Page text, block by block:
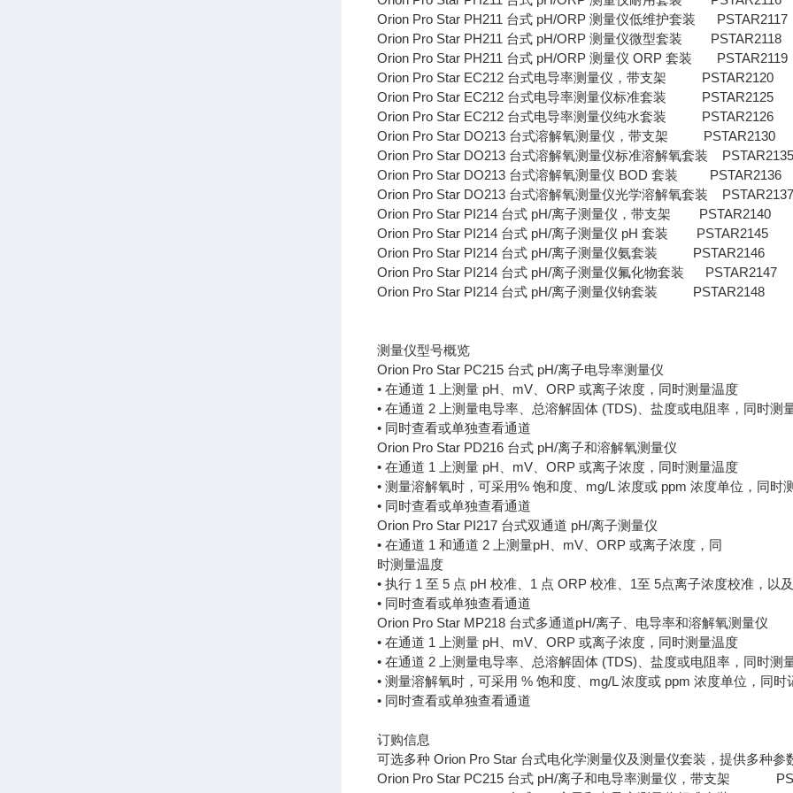
Orion Pro Star PH211 台式 pH/ORP 测量仪低维护套装 PSTAR2117
Orion Pro Star PH211 台式 pH/ORP 测量仪微型套装 PSTAR2118
Orion Pro Star PH211 台式 pH/ORP 测量仪 ORP 套装 PSTAR2119
Orion Pro Star EC212 台式电导率测量仪，带支架 PSTAR2120
Orion Pro Star EC212 台式电导率测量仪标准套装 PSTAR2125
Orion Pro Star EC212 台式电导率测量仪纯水套装 PSTAR2126
Orion Pro Star DO213 台式溶解氧测量仪，带支架 PSTAR2130
Orion Pro Star DO213 台式溶解氧测量仪标准溶解氧套装 PSTAR2135
Orion Pro Star DO213 台式溶解氧测量仪 BOD 套装 PSTAR2136
Orion Pro Star DO213 台式溶解氧测量仪光学溶解氧套装 PSTAR2137
Orion Pro Star PI214 台式 pH/离子测量仪，带支架 PSTAR2140
Orion Pro Star PI214 台式 pH/离子测量仪 pH 套装 PSTAR2145
Orion Pro Star PI214 台式 pH/离子测量仪氨套装 PSTAR2146
Orion Pro Star PI214 台式 pH/离子测量仪氟化物套装 PSTAR2147
Orion Pro Star PI214 台式 pH/离子测量仪钠套装 PSTAR2148
测量仪型号概览
Orion Pro Star PC215 台式 pH/离子电导率测量仪
• 在通道 1 上测量 pH、mV、ORP 或离子浓度，同时测量温度
• 在通道 2 上测量电导率、总溶解固体 (TDS)、盐度或电阻率，同时测
• 同时查看或单独查看通道
Orion Pro Star PD216 台式 pH/离子和溶解氧测量仪
• 在通道 1 上测量 pH、mV、ORP 或离子浓度，同时测量温度
• 测量溶解氧时，可采用% 饱和度、mg/L 浓度或 ppm 浓度单位，同时
• 同时查看或单独查看通道
Orion Pro Star PI217 台式双通道 pH/离子测量仪
• 在通道 1 和通道 2 上测量pH、mV、ORP 或离子浓度，同
时测量温度
• 执行 1 至 5 点 pH 校准、1 点 ORP 校准、1至 5点离子浓度校准，以
• 同时查看或单独查看通道
Orion Pro Star MP218 台式多通道pH/离子、电导率和溶解氧测量仪
• 在通道 1 上测量 pH、mV、ORP 或离子浓度，同时测量温度
• 在通道 2 上测量电导率、总溶解固体 (TDS)、盐度或电阻率，同时测
• 测量溶解氧时，可采用 % 饱和度、mg/L 浓度或 ppm 浓度单位，同
• 同时查看或单独查看通道
订购信息
可选多种 Orion Pro Star 台式电化学测量仪及测量仪套装，提供多种
Orion Pro Star PC215 台式 pH/离子和电导率测量仪，带支架